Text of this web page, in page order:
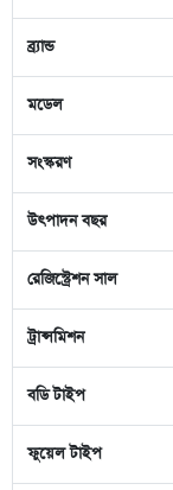
ব্র্যান্ড
মডেল
সংস্করণ
উৎপাদন বছর
রেজিস্ট্রেশন সাল
ট্রান্সমিশন
বডি টাইপ
ফুয়েল টাইপ